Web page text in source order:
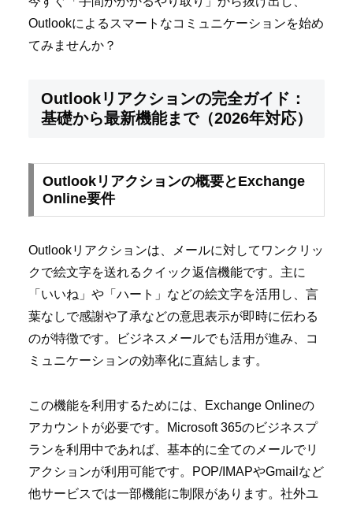
Outlookによるスマートなコミュニケーションを始め
てみませんか？
Outlookリアクションの完全ガイド：
基礎から最新機能まで（2026年対応）
Outlookリアクションの概要とExchange
Online要件
Outlookリアクションは、メールに対してワンクリッ
クで絵文字を送れるクイック返信機能です。主に
「いいね」や「ハート」などの絵文字を活用し、言
葉なしで感謝や了承などの意思表示が即時に伝わる
のが特徴です。ビジネスメールでも活用が進み、コ
ミュニケーションの効率化に直結します。
この機能を利用するためには、Exchange Onlineの
アカウントが必要です。Microsoft 365のビジネスプ
ランを利用中であれば、基本的に全てのメールでリ
アクションが利用可能です。POP/IMAPやGmailなど
他サービスでは一部機能に制限があります。社外ユ